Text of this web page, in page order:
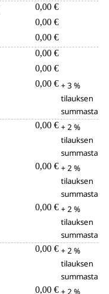
0,00 €
0,00 €
0,00 €
0,00 €
0,00 €
0,00 € + 3 %
tilauksen
summasta
0,00 € + 2 %
tilauksen
summasta
0,00 € + 2 %
tilauksen
summasta
0,00 € + 2 %
tilauksen
summasta
0,00 € + 2 %
tilauksen
summasta
0,00 €